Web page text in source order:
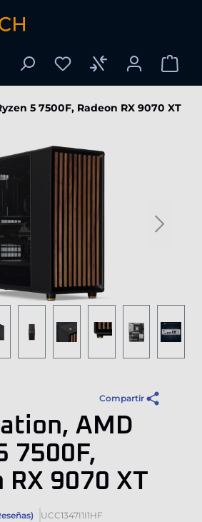
5 7500F, Radeon RX 9070 XT
Compartir
AMD
7500F,
RX 9070 XT
UCC1347I1I1HF